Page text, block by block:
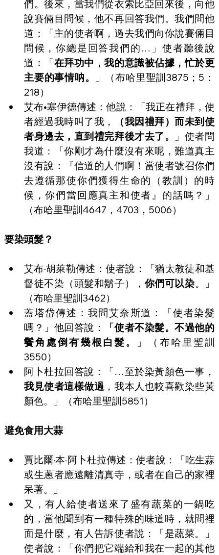
們。後來，當我們從衣索比亞回來後，向他
說賽倆目問候，他不再回答我們。我們問他
道：「主的使者啊，過去我們向你說賽倆目
問候，你總是回答我們的…」使者聽後說
道：「在拜功中，我的意識被佔據，忙於更
主要的事情呐。
」（布哈里聖訓3875；5：
218）
艾布•塞伊德傳述：他說：「我正在禮拜，使
者經過我時叫了我，
（我因禮拜）而未到使
者身邊去，直到禮完拜後才去了。
」使者問
我道：「你剛才為什麼沒有來呢，難道真主
沒有說：『信道的人們啊！當使者號召你們
去遵循那使你們獲得生命的（教訓）的時
候，你們當回應真主和使者』的話嗎？」
（布哈里聖訓4647，4703，5006）
要染頭髮？
艾布·胡萊勒傳述：使者說：「猶太教徒和基
督徒不染（頭髮和鬍子），你們可以染。」
（布哈里聖訓3462）
蓋塔岱傳述：我問艾奈斯道：「使者染髮
嗎？」他回答說：
「使者不染髮。不過他的
鬢角處倒有幾根白髮。
」（布哈里聖訓
3550）
阿卜杜拉回答說：「…至於染黃顏色一事，
我見使者這樣做過，我本人也較喜歡染些黃
顏色。」（布哈里聖訓5851）
避免食用大蒜
賈比爾·本·阿卜杜拉傳述：使者說：「吃生蒜
或生蔥者應遠離清真寺，或者在自己的家裡
呆著。」
又，有人給使者送來了盛有蔬菜的一鍋吃
的，當他聞到有一種特殊的味道時，就問裡
面是什麼，有人告訴使者說：「是蔬菜。」
使者說：「你們把它端給和我在一起的其他